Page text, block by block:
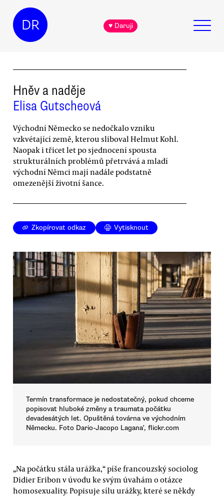
DR ♥ Daruji
Hněv a naděje
Elisa Gutscheová
Východní Německo se nedočkalo vzniku
vzkvétající země, kterou sliboval Helmut Kohl.
Naopak i třicet let po sjednocení spousta
strukturálních problémů přetrvává a mladí
východní Němci mají nadále podstatně
omezenější životní šance.
Zkopírovat odkaz Vytisknout
Termín transformace je nedostatečný, pokud chceme
popisovat hluboké změny a traumata počátku
devadesátých let. Opuštěná továrna ve východním
Německu. Foto Dario-Jacopo Lagana', flickr.com
„Na počátku stála urážka,“ píše francouzský sociolog
Didier Eribon v úvodu ke svým úvahám o otázce
homosexuality. Popisuje sílu urážky, které se někdy